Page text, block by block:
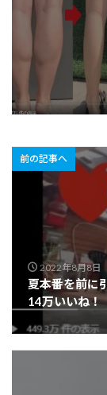
前の記事へ
2022年8月8日
夏本番を前に
14万いいね！